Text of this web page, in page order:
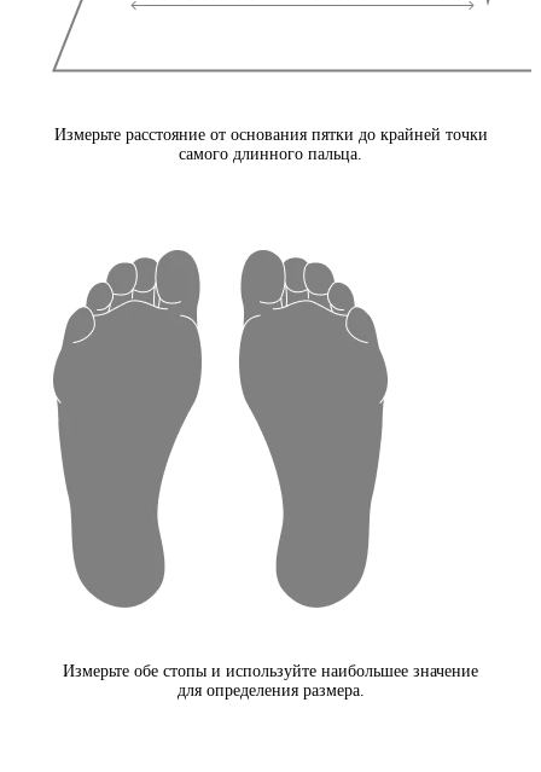
Измерьте расстояние от основания пятки до крайней точки
самого длинного пальца.
Измерьте обе стопы и используйте наибольшее значение
для определения размера.